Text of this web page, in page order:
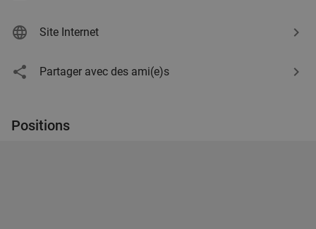
Site Internet
Partager avec des ami(e)s
Positions